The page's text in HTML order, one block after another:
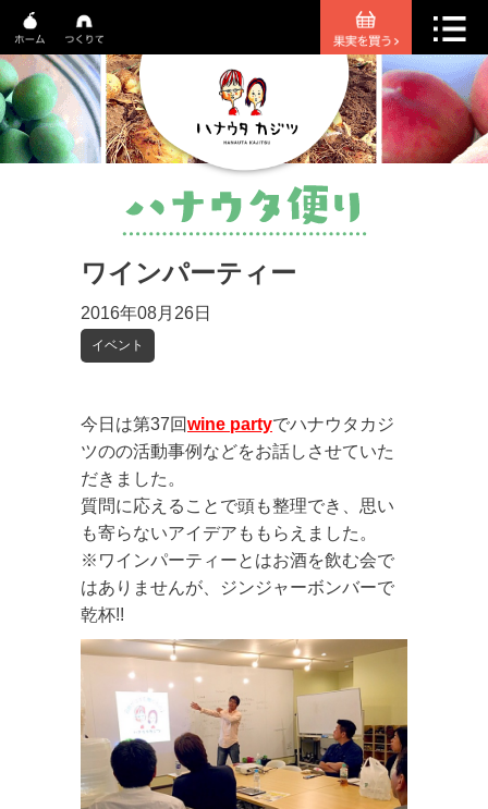
ワインパーティー
2016年08月26日
イベント
今日は第37回wine partyでハナウタカジ
ツのの活動事例などをお話しさせていた
だきました。
質問に応えることで頭も整理でき、思い
も寄らないアイデアももらえました。
※ワインパーティーとはお酒を飲む会で
はありませんが、ジンジャーボンバーで
乾杯!!